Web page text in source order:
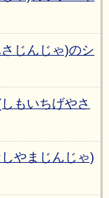
じんじゃ)のシ
もいちげやさ
やまじんじゃ)